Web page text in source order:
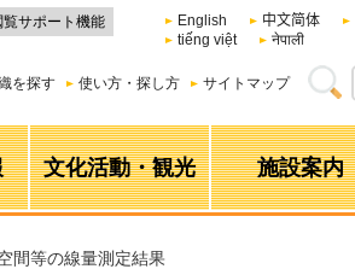
覧サポート機能 English 中文简体
tiếng việt
नेपाली
を探す 使い方・探し方 サイトマップ
文化活動・観光 施設案内
間等の線量測定結果